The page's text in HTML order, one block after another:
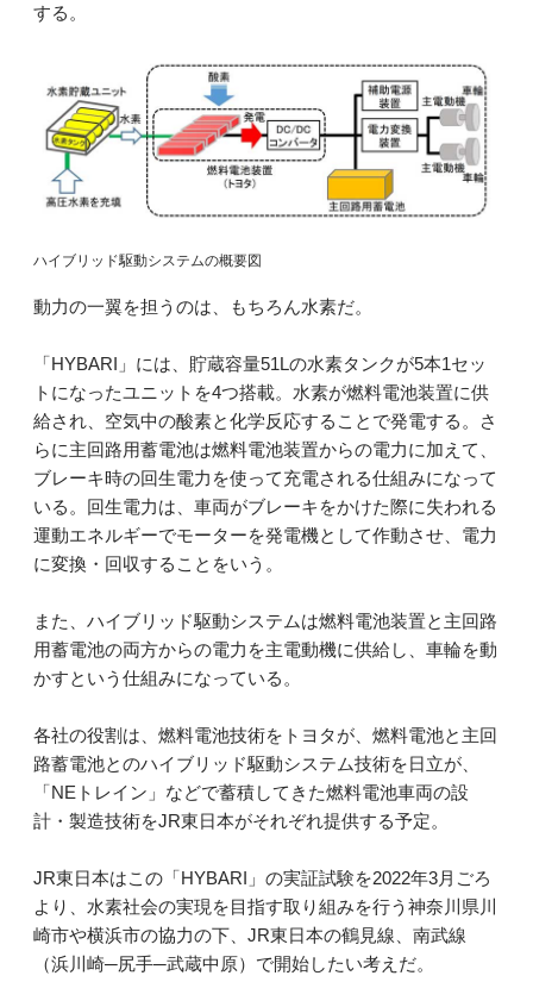
する。
ハイブリッド駆動システムの概要図
動力の一翼を担うのは、もちろん水素だ。
「HYBARI」には、貯蔵容量51Lの水素タンクが5本1セッ
トになったユニットを4つ搭載。水素が燃料電池装置に供
給され、空気中の酸素と化学反応することで発電する。さ
らに主回路用蓄電池は燃料電池装置からの電力に加えて、
ブレーキ時の回生電力を使って充電される仕組みになって
いる。回生電力は、車両がブレーキをかけた際に失われる
運動エネルギーでモーターを発電機として作動させ、電力
に変換・回収することをいう。
また、ハイブリッド駆動システムは燃料電池装置と主回路
用蓄電池の両方からの電力を主電動機に供給し、車輪を動
かすという仕組みになっている。
各社の役割は、燃料電池技術をトヨタが、燃料電池と主回
路蓄電池とのハイブリッド駆動システム技術を日立が、
「NEトレイン」などで蓄積してきた燃料電池車両の設
計・製造技術をJR東日本がそれぞれ提供する予定。
JR東日本はこの「HYBARI」の実証試験を2022年3月ごろ
より、水素社会の実現を目指す取り組みを行う神奈川県川
崎市や横浜市の協力の下、JR東日本の鶴見線、南武線
（浜川崎─尻手─武蔵中原）で開始したい考えだ。